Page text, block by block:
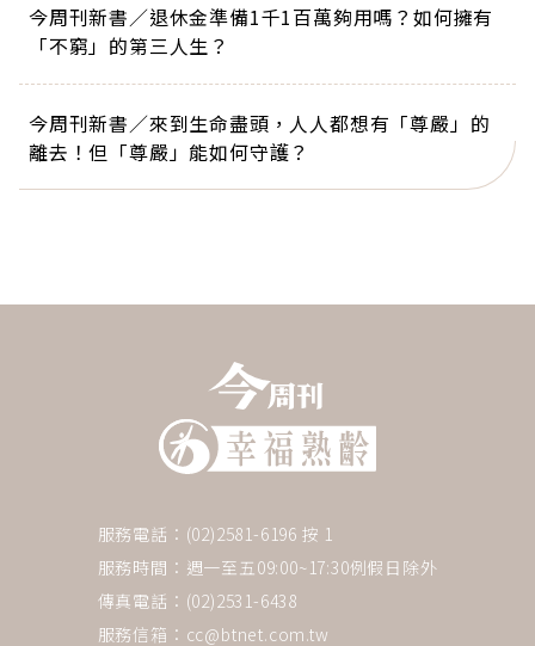
今周刊新書／退休金準備1千1百萬夠用嗎？如何擁有
「不窮」的第三人生？
今周刊新書／來到生命盡頭，人人都想有「尊嚴」的
離去！但「尊嚴」能如何守護？
服務電話：(02)2581-6196 按 1
服務時間：週一至五09:00~17:30例假日除外
傳真電話：(02)2531-6438
服務信箱： cc@btnet.com.tw